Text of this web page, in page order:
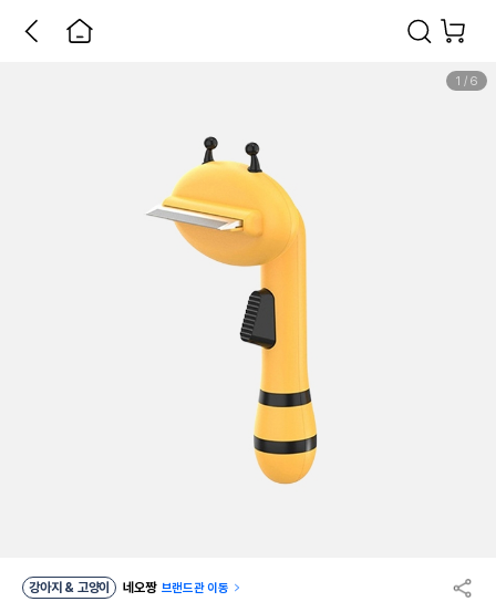
1 / 6
강아지 & 고양이 네오짱 브랜드관 이동